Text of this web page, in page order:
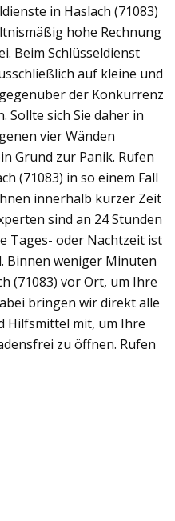
in Haslach (71083)
hohe Rechnung
Beim Schlüsseldienst
auf kleine und
der Konkurrenz
Sollte sich Sie daher in
vier Wänden
Grund zur Panik. Rufen
(71083) in so einem Fall
innerhalb kurzer Zeit
sind an 24 Stunden
Tages- oder Nachtzeit ist
Binnen weniger Minuten
(71083) vor Ort, um Ihre
bringen wir direkt alle
Hilfsmittel mit, um Ihre
zu öffnen. Rufen